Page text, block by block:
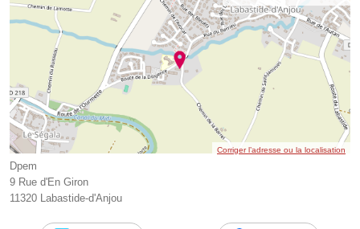
Corriger l’adresse ou la localisation
Dpem
9 Rue d'En Giron
11320 Labastide-d'Anjou